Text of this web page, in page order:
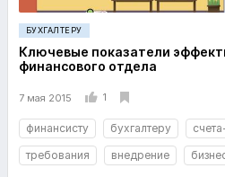
БУХГАЛТЕРУ
Ключевые показатели
финансового отдела
7 мая 2015 1
финансисту бухгалтеру
требования
внедрение